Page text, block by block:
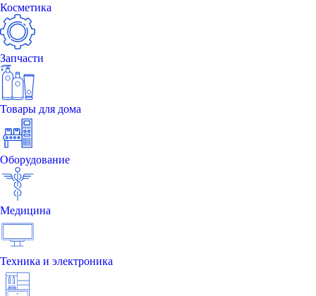
Косметика
Запчасти
Товары для дома
Оборудование
Медицина
Техника и электроника